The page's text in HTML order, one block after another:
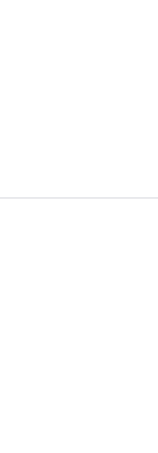
ール パラソル